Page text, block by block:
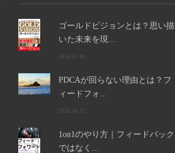
ゴールドビジョンとは？思い描
いた未来を現...
2026.07.01
PDCAが回らない理由とは？フ
ィードフォ...
2026.06.12
1on1のやり方｜フィードバック
ではなく...